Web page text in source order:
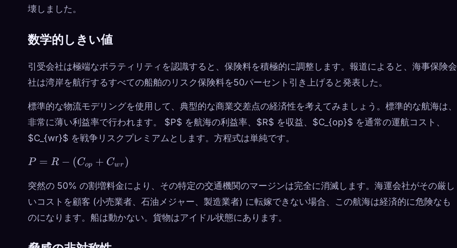
壊しました。
数学的しきい値
引受会社は極端なボラティリティを認識すると、保険料を積極的に調整します。報道によると、海事保険会
社は湾岸を航行するすべての船舶のリスク保険料を50パーセント引き上げると発表した。
標準的な物流モデリングを使用して、典型的な商業交差点の経済性を考えてみましょう。標準的な航海は、
非常に薄い利益率で行われます。 $P$ を航海の利益率、$R$ を収益、$C_{op}$ を通常の運航コスト、
$C_{wr}$ を戦争リスクプレミアムとします。方程式は単純です。
P = R -
+
C_{wr})
P = R − (Cop + Cwr )
突然の 50% の割増料金により、その特定の交通機関のマージンは完全に消滅します。海運会社がその厳し
いコストを顧客 (小売業者、石油メジャー、製造業者) に転嫁できない場合、この航海は経済的に危険なも
のになります。船は動かない。貨物はアイドル状態にあります。